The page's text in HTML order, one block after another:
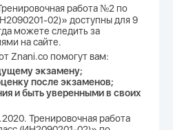
работа №2 по
02)» доступны для 9
можете следить за
на сайте.
Znani.co помогут вам:
экзамену;
после экзаменов;
и быть уверенными в своих
Тренировочная работа